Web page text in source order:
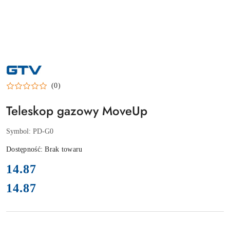
NAZWA
PRODUCENTA:
GTV
(0)
Teleskop gazowy MoveUp
Symbol: PD-G0
Dostępność:Brak towaru
cena:
14.87
Cena:
14.87